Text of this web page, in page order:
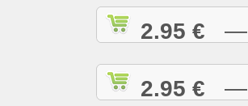
2.95 € —
2.95 € —